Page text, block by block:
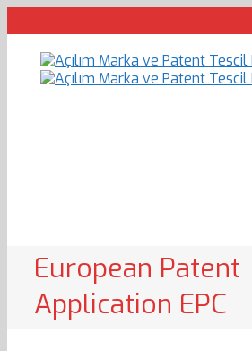
European Patent
Application EPC